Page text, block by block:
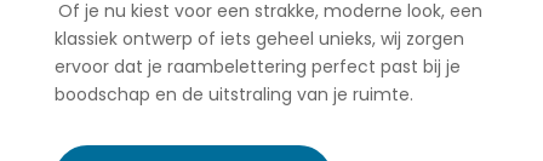
Of je nu kiest voor een strakke, moderne look, een
klassiek ontwerp of iets geheel unieks, wij zorgen
ervoor dat je raambelettering perfect past bij je
boodschap en de uitstraling van je ruimte.